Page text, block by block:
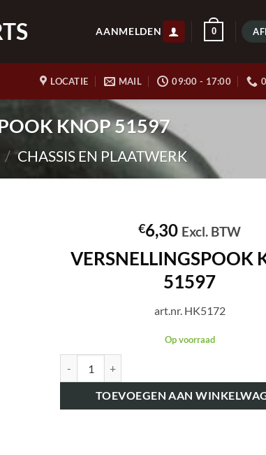
AANMELDEN 0
LOCATIE MAIL 09:00 - 17:00
KNOP 51597
/ CHASSIS EN PLAATWERK
€6,30 Excl. BTW
VERSNELLINGSPOOK
51597
art.nr. HK5172
Op voorraad
TOEVOEGEN AAN